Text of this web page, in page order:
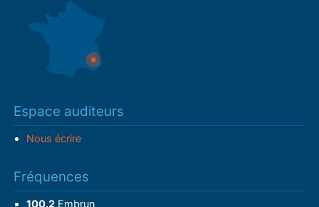
Espace auditeurs
Nous écrire
Fréquences
100.2Embrun